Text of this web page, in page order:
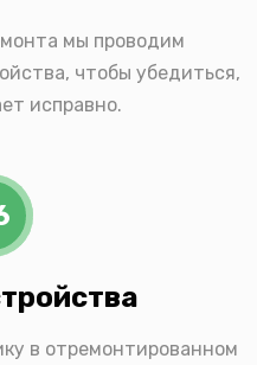
мы проводим
чтобы убедиться,
исправно.
в отремонтированном